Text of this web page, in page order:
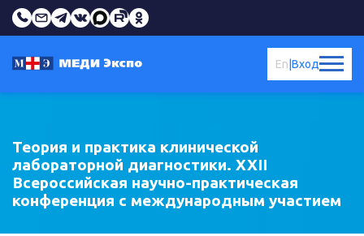
Вход
En
Теория и практика клинической
лабораторной диагностики. XXII
Всероссийская научно-практическая
конференция с международным участием